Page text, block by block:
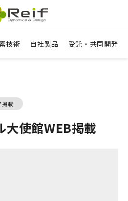
技術 自社製品 受託・共同開発
掲載
大使館WEB掲載